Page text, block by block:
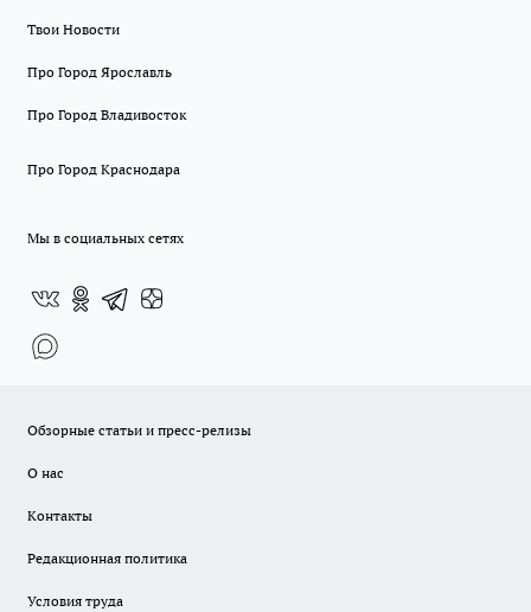
Твои Новости
Про Город Ярославль
Про Город Владивосток
Про Город Краснодара
Мы в социальных сетях
Обзорные статьи и пресс-релизы
О нас
Контакты
Редакционная политика
Условия труда